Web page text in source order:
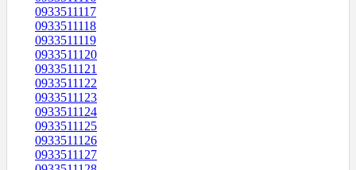
0933511117
0933511118
0933511119
0933511120
0933511121
0933511122
0933511123
0933511124
0933511125
0933511126
0933511127